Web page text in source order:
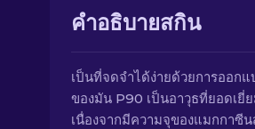
คำอธิบายสกิน
เป็นที่จดจำได้ง่ายด้วยการออ
ของมัน P90 เป็นอาวุธที่ยอดเยี่
เนื่องจากมีความจุของแมกกาซี